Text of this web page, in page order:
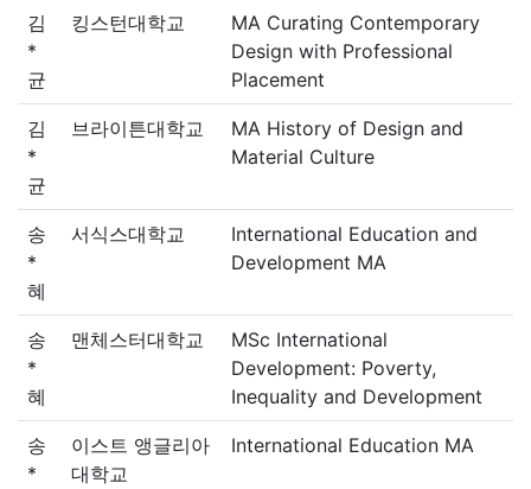
김
*
균
킹스턴대학교
MA Curating Contemporary
Design with Professional
Placement
김
*
균
브라이튼대학교
MA History of Design and
Material Culture
송
*
혜
서식스대학교
International Education and
Development MA
송
*
혜
맨체스터대학교
MSc International
Development: Poverty,
Inequality and Development
송
*
이스트 앵글리아
대학교
International Education MA